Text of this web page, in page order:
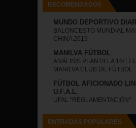
RECOMENDADOS
MUNDO DEPORTIVO
BALONCESTO MUNDIAL
CHINA 2019
MANILVA FÚTBOL
ANÁLISIS PLANTILLA 16/17
MANILVA CLUB DE FÚTBOL
FÚTBOL AFICIONADO
U.F.A.L.
UFAL "REGLAMENTACIÓN"
ENTRADAS POPULARES